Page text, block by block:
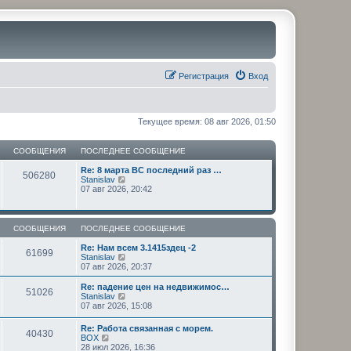
Вход
Регистрация
Текущее время: 08 авг 2026, 01:50
СООБЩЕНИЯ ПОСЛЕДНЕЕ СООБЩЕНИЕ
506280
Re: 8 марта ВС последний раз …
Stanislav
е
й
т
к
п
о
с
е
н
е
м
с
07 авг 2026, 20:42
СООБЩЕНИЯ ПОСЛЕДНЕЕ СООБЩЕНИЕ
61699
Re: Нам всем 3.1415здец -2
Stanislav
е
р
е
и
п
07 авг 2026, 20:37
51026
Re: падение цен на недвижимос…
Stanislav
й
т
07 авг 2026, 15:08
40430
Re: Работа связанная с морем.
BOX
е
28 июл 2026, 16:36